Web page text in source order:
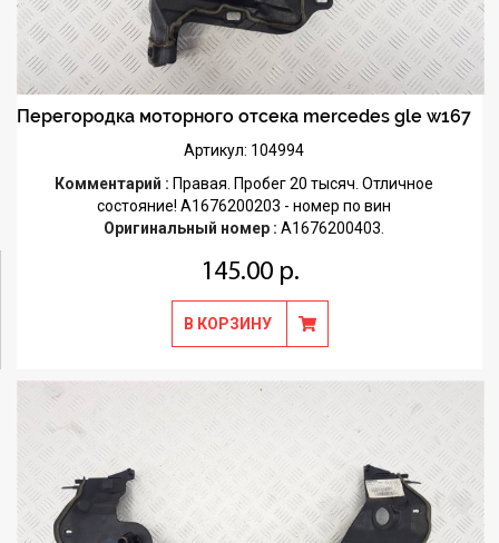
Перегородка моторного отсека mercedes gle w167
Артикул: 104994
Комментарий : Правая. Пробег 20 тысяч. Отличное
состояние! A1676200203 - номер по вин
Оригинальный номер : A1676200403.
145.00 р.
В КОРЗИНУ